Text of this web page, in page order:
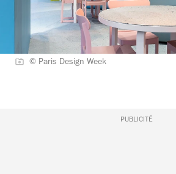
© Paris Design Week
PUBLICITÉ